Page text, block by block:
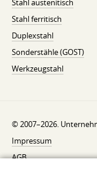
Stahl austenitisch
Stahl ferritisch
Duplexstahl
Sonderstähle (GOST)
Werkzeugstahl
© 2007–2026.
Impressum
AGB